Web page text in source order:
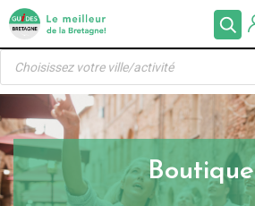
Skip
content
Recherche
produits
Boutique